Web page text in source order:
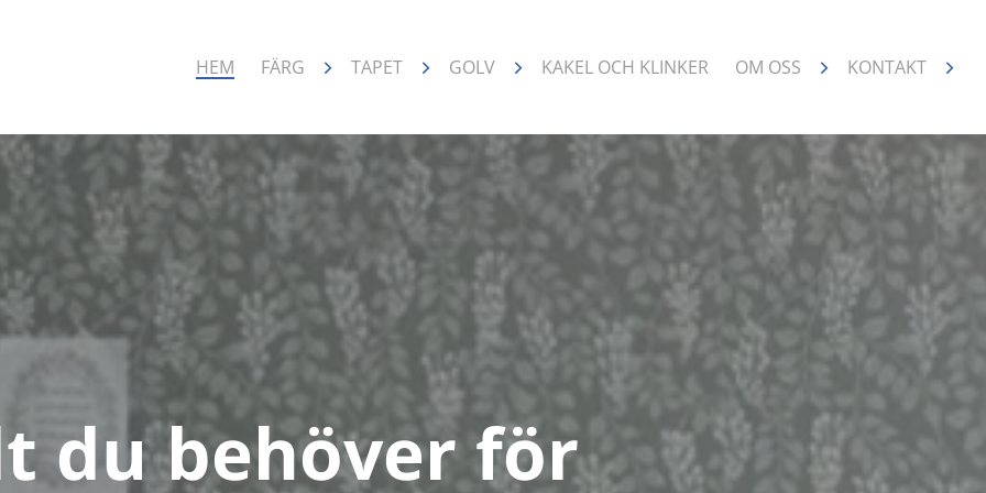
HEM FÄRG TAPET GOLV KAKEL OCH KLINKER OM OSS KONTAKT
du behöver för